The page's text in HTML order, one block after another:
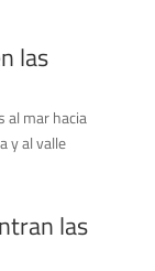
las
al mar hacia
y al valle
las